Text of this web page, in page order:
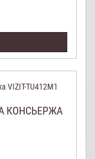
КОНСЬЕРЖА